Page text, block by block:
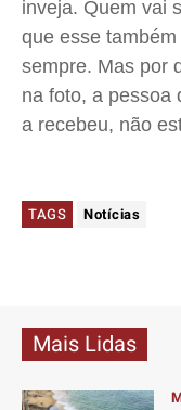
inveja. Quem vai
que esse
sempre. Mas por
na foto, a pessoa
a recebeu, não
TAGS Notícias
Mais Lidas